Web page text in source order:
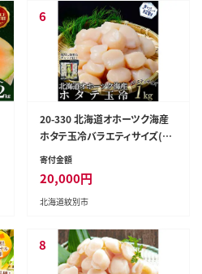
6
20-330 北海道オホーツク海産
ホタテ玉冷バラエティサイズ(1k
g)｜ 訳あり サイズ不揃い
寄付金額
20,000円
北海道紋別市
8